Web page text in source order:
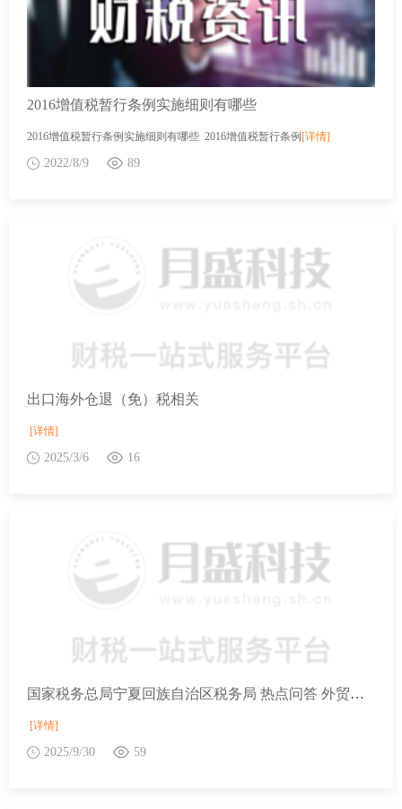
2016增值税暂行条例实施细则有哪些
2016增值税暂行条例实施细则有哪些 2016增值税暂行条例 [详情]
2022/8/9 89
出口海外仓退（免）税相关
[详情]
2025/3/6 16
国家税务总局宁夏回族自治区税务局 热点问答 外贸企业丢失增值税专用发票怎么办？
[详情]
2025/9/30 59